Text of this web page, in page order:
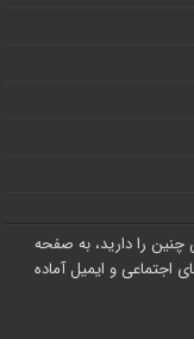
چنین را دارید، به صفحه
اجتماعی و ایمیل آماده